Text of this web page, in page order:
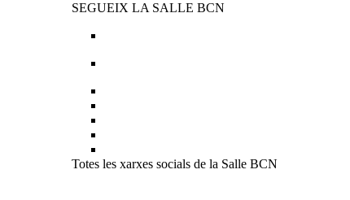
SEGUEIX LA SALLE BCN
Totes les xarxes socials de la Salle BCN